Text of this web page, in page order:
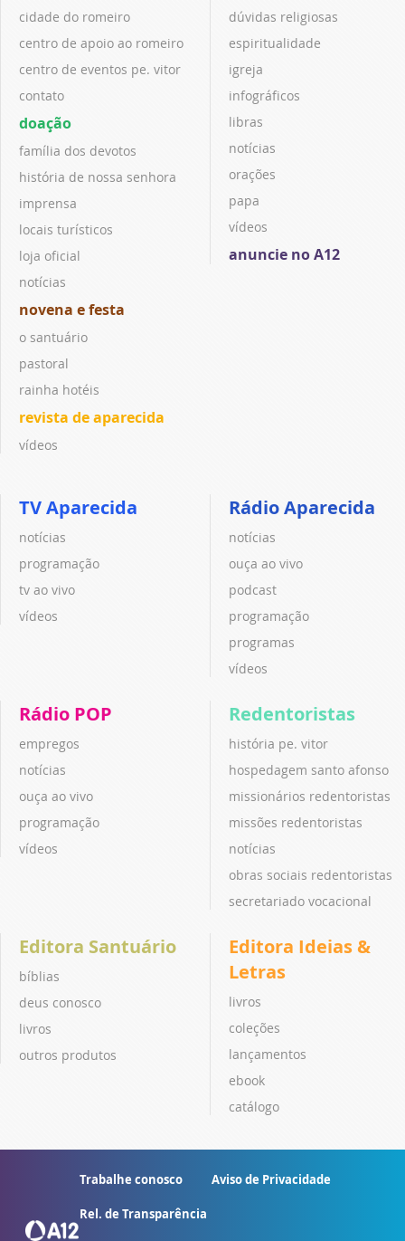
cidade do romeiro
centro de apoio ao romeiro
centro de eventos pe. vitor
contato
doação
família dos devotos
história de nossa senhora
imprensa
locais turísticos
loja oficial
notícias
novena e festa
o santuário
pastoral
rainha hotéis
revista de aparecida
vídeos
dúvidas religiosas
espiritualidade
igreja
infográficos
libras
notícias
orações
papa
vídeos
anuncie no A12
TV Aparecida
notícias
programação
tv ao vivo
vídeos
Rádio Aparecida
notícias
ouça ao vivo
podcast
programação
programas
vídeos
Rádio POP
empregos
notícias
ouça ao vivo
programação
vídeos
Redentoristas
história pe. vitor
hospedagem santo afonso
missionários redentoristas
missões redentoristas
notícias
obras sociais redentoristas
secretariado vocacional
Editora Santuário
bíblias
deus conosco
livros
outros produtos
Editora Ideias &
Letras
livros
coleções
lançamentos
ebook
catálogo
Trabalhe conosco Aviso de Privacidade
Rel. de Transparência